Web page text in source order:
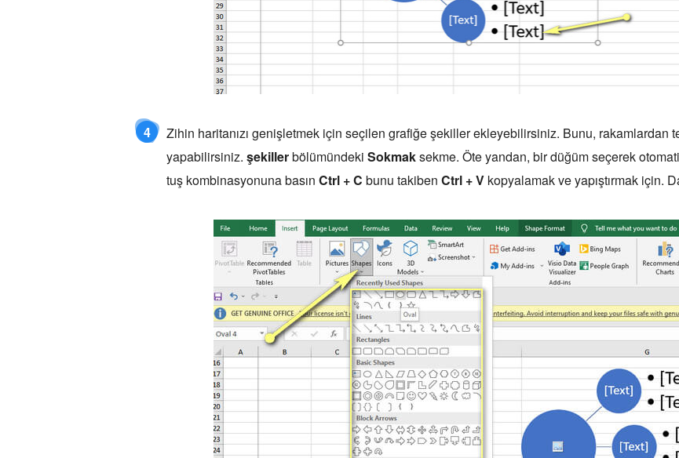
4
Zihin haritanızı genişletmek için seçilen grafiğe şekiller ekleyebilirsiniz. Bunu, rakamlardan
yapabilirsiniz. şekillerbölümündeki Sokmaksekme. Öte yandan, bir düğüm seçerek
tuş kombinasyonuna basın Ctrl + C bunu takiben Ctrl + V kopyalamak ve yapıştırmak için.